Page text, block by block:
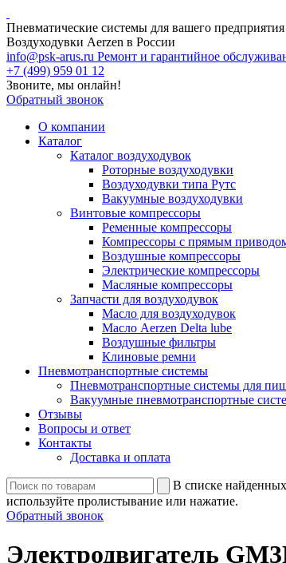
Пневматические системы для вашего предприятия
Воздуходувки Aerzen в России
info@psk-arus.ru Ремонт и гарантийное
+7 (499) 959 01 12
Звоните, мы онлайн!
Обратный звонок
О компании
Каталог
Каталог воздуходувок
Роторные воздуходувки
Воздуходувки типа Рутс
Вакуумные воздуходувки
Винтовые компрессоры
Ременные компрессоры
Компрессоры с прямым
Воздушные компрессоры
Электрические компрессоры
Масляные компрессоры
Запчасти для воздуходувок
Масло для воздуходувок
Масло Aerzen Delta lube
Воздушные фильтры
Клиновые ремни
Пневмотранспортные системы
Пневмотранспортные системы для
Вакуумные пневмотранспортные
Отзывы
Вопросы и ответ
Контакты
Доставка и оплата
В списке найденных
используйте пролистывание или нажатие.
Обратный звонок
Электродвигатель